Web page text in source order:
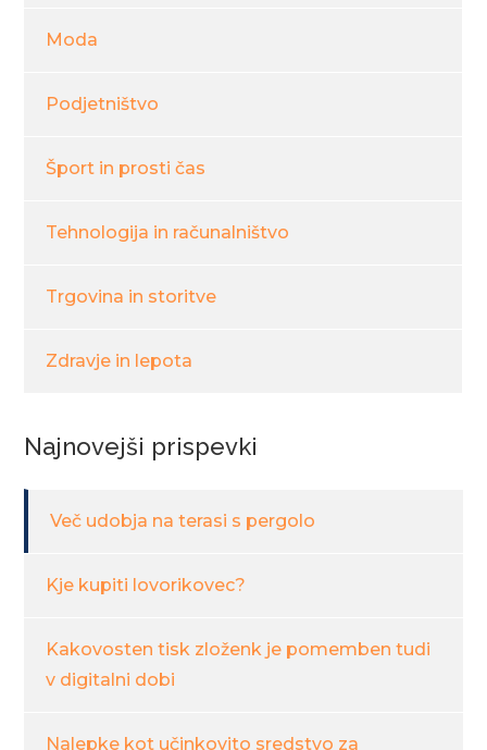
Moda
Podjetništvo
Šport in prosti čas
Tehnologija in računalništvo
Trgovina in storitve
Zdravje in lepota
Najnovejši prispevki
Več udobja na terasi s pergolo
Kje kupiti lovorikovec?
Kakovosten tisk zloženk je pomemben tudi
v digitalni dobi
Nalepke kot učinkovito sredstvo za